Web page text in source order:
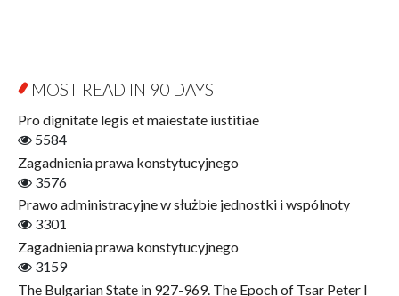
Open Access
Film! Scholars
Finance
Gerontology
Literary Interpretations
Jerzy Giedroyc and...
Jerzy Giedroyc and Witnesses of History
Winter of Life?
MOST READ IN 90 DAYS
Pro dignitate legis et maiestate iustitiae
5584
Zagadnienia prawa konstytucyjnego
3576
Prawo administracyjne w służbie jednostki i wspólnoty
3301
Zagadnienia prawa konstytucyjnego
3159
The Bulgarian State in 927-969. The Epoch of Tsar Peter I